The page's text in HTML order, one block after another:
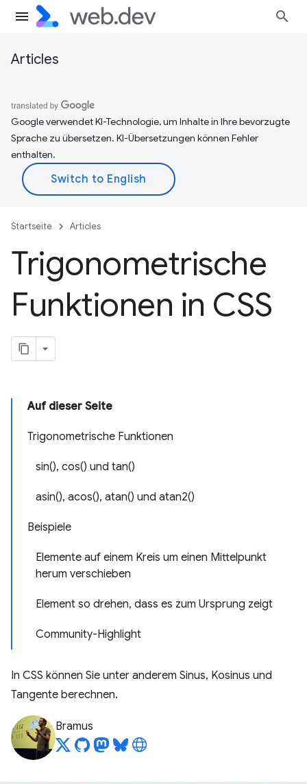
Articles
Google verwendet KI-Technologie, um Inhalte in Ihre bevorzugte
Sprache zu übersetzen. KI-Übersetzungen können Fehler
enthalten.
Startseite Articles
Trigonometrische
Funktionen in CSS
Auf dieser Seite
Trigonometrische Funktionen
sin(), cos() und tan()
asin(), acos(), atan() und atan2()
Beispiele
Elemente auf einem Kreis um einen Mittelpunkt
herum verschieben
Element so drehen, dass es zum Ursprung zeigt
Community-Highlight
In CSS können Sie unter anderem Sinus, Kosinus und
Tangente berechnen.
Bramus